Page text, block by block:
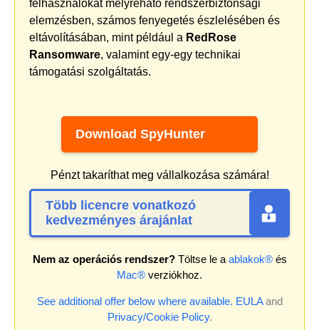
felhasználókat mélyreható rendszerbiztonsági
elemzésben, számos fenyegetés észlelésében és
eltávolításában, mint például a RedRose
Ransomware, valamint egy-egy technikai
támogatási szolgáltatás.
Download SpyHunter
Pénzt takaríthat meg vállalkozása számára!
Több licencre vonatkozó
kedvezményes árajánlat
Nem az operációs rendszer?Töltse le a ablakok®és
Mac® verziókhoz.
See additional offer below where available. EULAand
Privacy/Cookie Policy.